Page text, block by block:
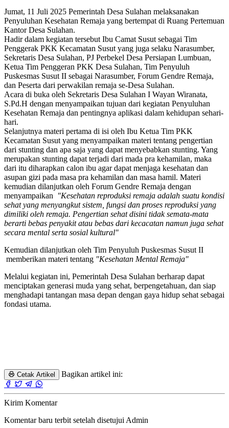
Jumat, 11 Juli 2025 Pemerintah Desa Sulahan melaksanakan
Penyuluhan Kesehatan Remaja yang bertempat di Ruang Pertemuan
Kantor Desa Sulahan.
Hadir dalam kegiatan tersebut Ibu Camat Susut sebagai Tim
Penggerak PKK Kecamatan Susut yang juga selaku Narasumber,
Sekretaris Desa Sulahan, PJ Perbekel Desa Persiapan Lumbuan,
Ketua Tim Penggeran PKK Desa Sulahan, Tim Penyuluh
Puskesmas Susut II sebagai Narasumber, Forum Gendre Remaja,
dan Peserta dari perwakilan remaja se-Desa Sulahan.
Acara di buka oleh Sekretaris Desa Sulahan I Wayan Wiranata,
S.Pd.H dengan menyampaikan tujuan dari kegiatan Penyuluhan
Kesehatan Remaja dan pentingnya aplikasi dalam kehidupan sehari-
hari.
Selanjutnya materi pertama di isi oleh Ibu Ketua Tim PKK
Kecamatan Susut yang menyampaikan materi tentang pengertian
dari stunting dan apa saja yang dapat menyebabkan stunting. Yang
merupakan stunting dapat terjadi dari mada pra kehamilan, maka
dari itu diharapkan calon ibu agar dapat menjaga kesehatan dan
asupan gizi pada masa pra kehamilan dan masa hamil. Materi
kemudian dilanjutkan oleh Forum Gendre Remaja dengan
menyampaikan
"Kesehatan reproduksi remaja adalah suatu kondisi
sehat yang menyangkut sistem, fungsi dan proses reproduksi yang
dimiliki oleh remaja. Pengertian sehat disini tidak semata-mata
berarti bebas penyakit atau bebas dari kecacatan namun juga sehat
secara mental serta sosial kultural"
Kemudian dilanjutkan oleh Tim Penyuluh Puskesmas Susut II
memberikan materi tentang "Kesehatan Mental Remaja"
Melalui kegiatan ini, Pemerintah Desa Sulahan berharap dapat
menciptakan generasi muda yang sehat, berpengetahuan, dan siap
menghadapi tantangan masa depan dengan gaya hidup sehat sebagai
fondasi utama.
Cetak Artikel Bagikan artikel ini:
Kirim Komentar
Komentar baru terbit setelah disetujui Admin